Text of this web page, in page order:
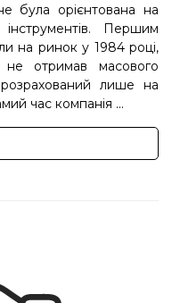
була орієнтована на
Першим
на ринок у 1984 році,
отримав масового
лише на
час компанія ...